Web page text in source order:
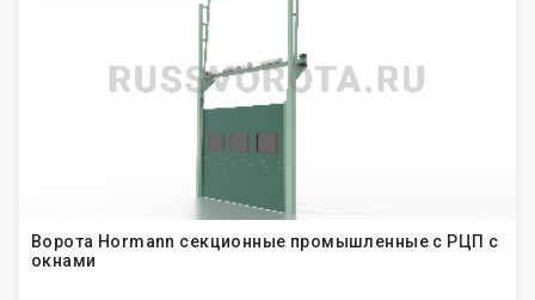
Ворота Hormann секционные промышленные с РЦП с
окнами